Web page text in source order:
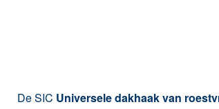
De SIC Universele dakhaak van